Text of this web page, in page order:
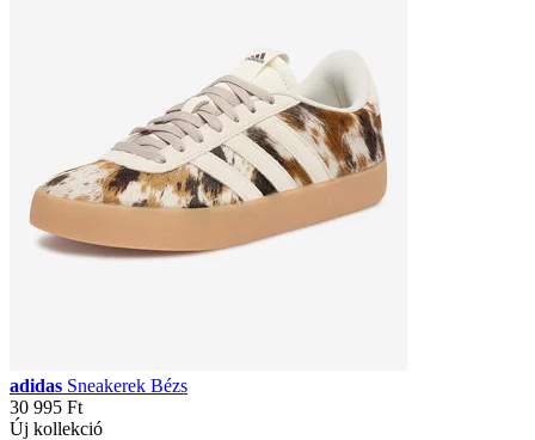
adidas Sneakerek Bézs
30 995 Ft
Új kollekció